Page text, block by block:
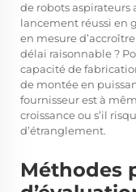
de robots
lancement réussi en
en mesure
délai raisonnable ?
capacité de
de montée en
fournisseur est à
croissance ou s’il
d’étranglement.
Méthodes